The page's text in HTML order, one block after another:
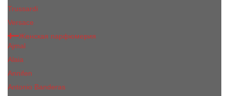
Trussardi
Versace
Женская парфюмерия
Ajmal
Alaia
Annifen
Antonio Banderas